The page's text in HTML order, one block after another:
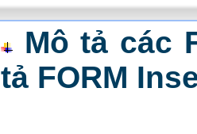
Mô tả các
tả FORM